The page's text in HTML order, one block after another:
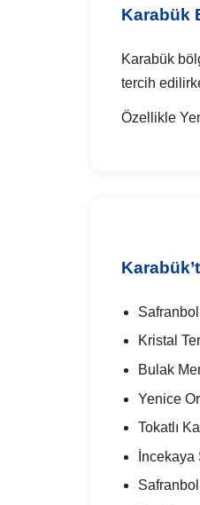
Karabük
Karabük
tercih
Özellikle
Kristal
Bulak
Yenice
Tokatlı